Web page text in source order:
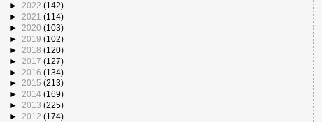
► 2022 (142)
► 2021 (114)
► 2020 (103)
► 2019 (102)
► 2018 (120)
► 2017 (127)
► 2016 (134)
► 2015 (213)
► 2014 (169)
► 2013 (225)
► 2012 (174)